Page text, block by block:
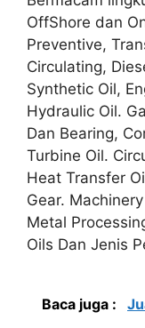
OffShore dan
Preventive,
Circulating,
Synthetic Oil,
Hydraulic Oil.
Dan Bearing,
Turbine Oil.
Heat Transfer
Gear.
Metal
Oils Dan Jenis
Baca juga :